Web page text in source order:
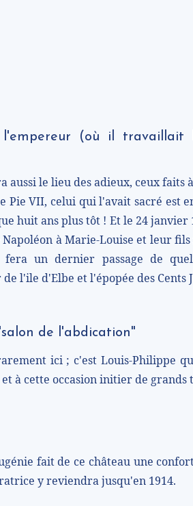
(où il travaillait
aussi le lieu des adieux, ceux faits
Pie VII, celui qui l'avait sacré est
huit ans plus tôt ! Et le 24 janvier
à Marie-Louise et leur
un dernier passage de
l'ile d'Elbe et l'épopée des Cents
de l'abdication"
ici ; c'est Louis-Philippe
à cette occasion initier de grands
fait de ce château une
y reviendra jusqu'en 1914.